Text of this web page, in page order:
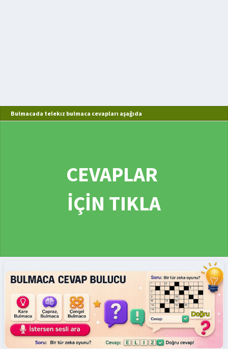
Bulmacada telekız bulmaca cevapları aşağıda
CEVAPLAR
İÇİN TIKLA